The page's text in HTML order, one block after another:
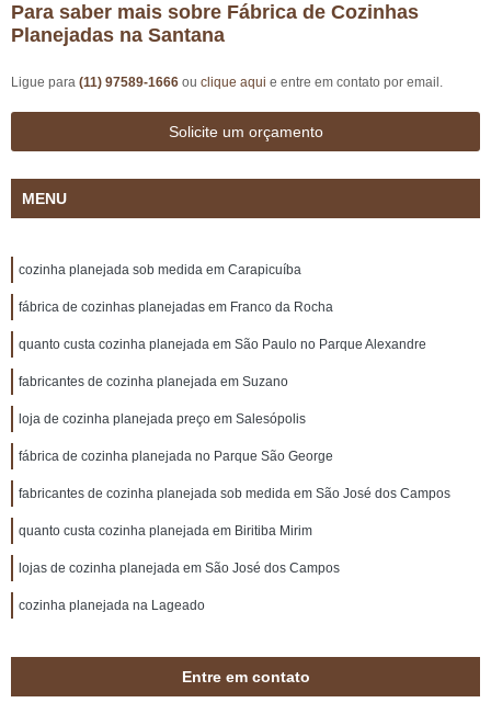
Para saber mais sobre Fábrica de Cozinhas
Planejadas na Santana
Ligue para (11) 97589-1666 ou clique aqui e entre em contato por email.
Solicite um orçamento
MENU
cozinha planejada sob medida em Carapicuíba
fábrica de cozinhas planejadas em Franco da Rocha
quanto custa cozinha planejada em São Paulo no Parque Alexandre
fabricantes de cozinha planejada em Suzano
loja de cozinha planejada preço em Salesópolis
fábrica de cozinha planejada no Parque São George
fabricantes de cozinha planejada sob medida em São José dos Campos
quanto custa cozinha planejada em Biritiba Mirim
lojas de cozinha planejada em São José dos Campos
cozinha planejada na Lageado
Entre em contato